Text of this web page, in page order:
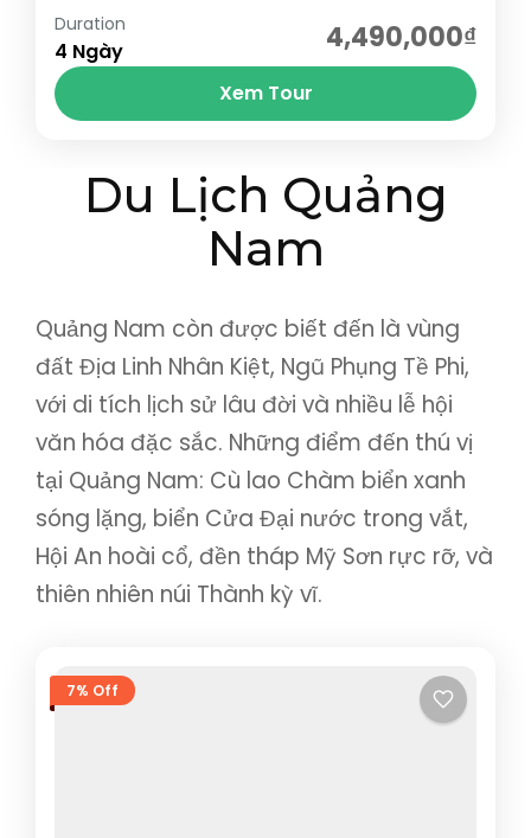
Tham quan Bà Nà Hill – chốn bồng lai tiên
cảnh của Đà Nẵng, lá phổi xanh của miền
Trung, hòn ngọc khí hậu của...
Quảng Nam
Quảng Trị Quy Nhơn
Duration
4 Ngày 4,490,000₫
Xem Tour
Du Lịch Quảng
Nam
Quảng Nam còn được biết đến là vùng
đất Địa Linh Nhân Kiệt, Ngũ Phụng Tề Phi,
với di tích lịch sử lâu đời và nhiều lễ hội
văn hóa đặc sắc. Những điểm đến thú vị
tại Quảng Nam: Cù lao Chàm biển xanh
sóng lặng, biển Cửa Đại nước trong vắt,
Hội An hoài cổ, đền tháp Mỹ Sơn rực rỡ, và
thiên nhiên núi Thành kỳ vĩ.
7% Off